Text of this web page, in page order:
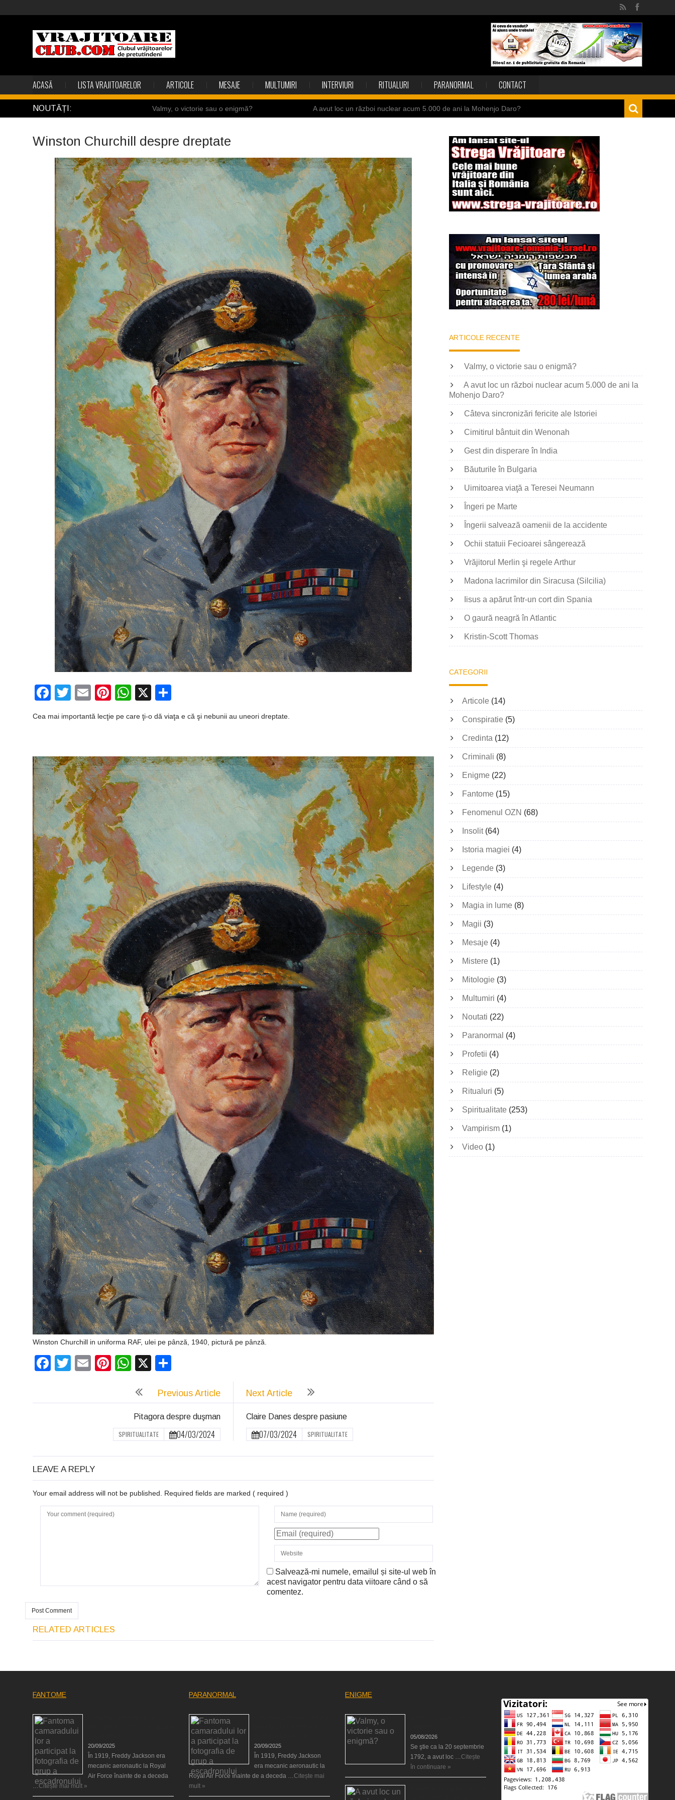
ACASĂ LISTA VRAJITOARELOR ARTICOLE MESAJE MULTUMIRI INTERVIURI RITUALURI PARANORMAL CONTACT
NOUTĂȚI: Valmy, o victorie sau o enigmă? A avut loc un război nuclear acum 5.000 de ani la Mohenjo Daro?
Gest din disperare în India
Uimitoarea viaţă a Teresei Neumann Îngeri pe Marte
Îngerii salvează oamenii de la accidente Ochii statuii Fecioarei sângerează
Winston Churchill despre dreptate
Facebook
Twitter
EmailPinterest
WhatsApp
X
Cea mai importantă lecţie pe care ţi-o dă viaţa e că şi nebunii au uneori dreptate.
Winston Churchill in uniforma RAF, ulei pe pânză, 1940, pictură pe pânză.
Facebook
Twitter
EmailPinterest
WhatsApp
X
Previous Article
Pitagora despre duşman
04/03/2024
SPIRITUALITATE
Next Article
Claire Danes despre pasiune
07/03/2024 SPIRITUALITATE
LEAVE A REPLY
Your email address will not be published. Required fields are marked ( required )
Salvează-mi numele, emailul și site-ul web în
acest navigator pentru data viitoare când o să
comentez.
RELATED ARTICLES
ARTICOLE RECENTE
Valmy, o victorie sau o enigmă?
A avut loc un război nuclear acum 5.000 de ani la
Mohenjo Daro?
Câteva sincronizări fericite ale Istoriei
Cimitirul bântuit din Wenonah
Gest din disperare în India
Băuturile în Bulgaria
Uimitoarea viaţă a Teresei Neumann
Îngeri pe Marte
Îngerii salvează oamenii de la accidente
Ochii statuii Fecioarei sângerează
Vrăjitorul Merlin şi regele Arthur
Madona lacrimilor din Siracusa (Silcilia)
Iisus a apărut într-un cort din Spania
O gaură neagră în Atlantic
Kristin-Scott Thomas
CATEGORII
Articole (14)
Conspiratie (5)
Credinta (12)
Criminali (8)
Enigme (22)
Fantome (15)
Fenomenul OZN (68)
Insolit(64)
Istoria magiei (4)
Legende (3)
Lifestyle (4)
Magia in lume (8)
Magii (3)
Mesaje (4)
Mistere (1)
Mitologie (3)
Multumiri (4)
Noutati (22)
Paranormal (4)
Profetii (4)
Religie (2)
Ritualuri (5)
Spiritualitate (253)
Vampirism (1)
Video (1)
FANTOME
20/09/2025
În 1919, Freddy Jackson era
mecanic aeronautic la Royal
Air Force înainte de a deceda
…Citește mai mult »
PARANORMAL
20/09/2025
În 1919, Freddy Jackson
era mecanic aeronautic la
Royal Air Force înainte de a deceda …Citește mai
mult »
ENIGME
05/08/2026
Se ştie ca la 20 septembrie
1792, a avut loc …Citește
în continuare »